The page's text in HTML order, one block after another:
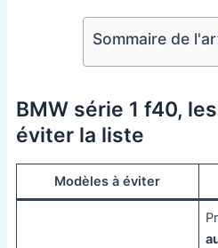
Sommaire de
BMW série 1 f40,
éviter la liste
Modèles à éviter